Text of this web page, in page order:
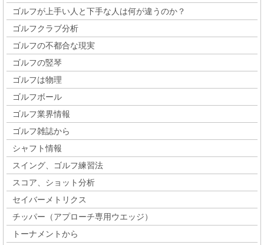
ゴルフが上手い人と下手な人は何が違うのか？
ゴルフクラブ分析
ゴルフの不都合な現実
ゴルフの竪琴
ゴルフは物理
ゴルフボール
ゴルフ業界情報
ゴルフ雑誌から
シャフト情報
スイング、ゴルフ練習法
スコア、ショット分析
セイバーメトリクス
チッパー（アプローチ専用ウエッジ）
トーナメントから